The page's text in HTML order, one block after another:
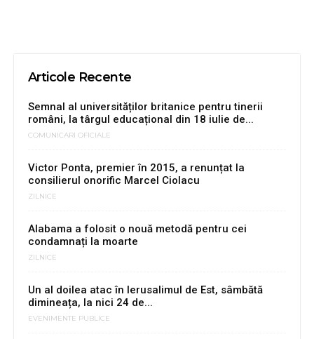
Articole Recente
Semnal al universităților britanice pentru tinerii
români, la târgul educațional din 18 iulie de...
COMUNICARI OFICIALE
Victor Ponta, premier în 2015, a renunțat la
consilierul onorific Marcel Ciolacu
ZILNICE
Alabama a folosit o nouă metodă pentru cei
condamnați la moarte
ZILNICE
Un al doilea atac în Ierusalimul de Est, sâmbătă
dimineața, la nici 24 de...
EVENIMENTE PUBLICE